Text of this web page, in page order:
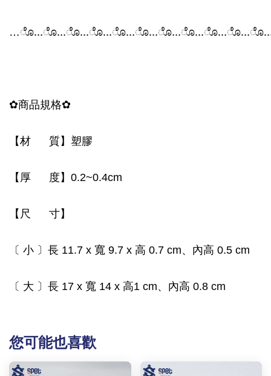
✿商品規格✿
【材 質】塑膠
【厚 度】0.2~0.4cm
【尺 寸】
〔 小 〕長 11.7 x 寬 9.7 x 高 0.7 cm、內高 0.5 cm
〔 大 〕長 17 x 寬 14 x 高1 cm、內高 0.8 cm
您可能也喜歡